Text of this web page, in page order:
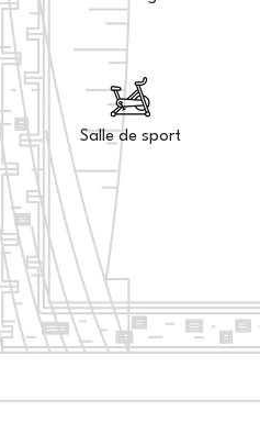
Salle de sport